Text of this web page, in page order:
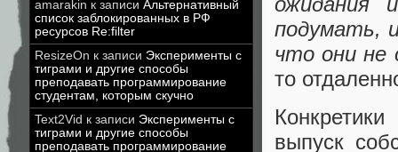
amarakin к записи Альтернативный
список заблокированных в РФ
ресурсов Re:filter
ResizeOn к записи Эксперименты с
тиграми и другие способы
преподавать программирование
студентам, которым скучно
Text2Vid к записи Эксперименты с
тиграми и другие способы
преподавать программирование
подумать,
что они не
то
выпуск